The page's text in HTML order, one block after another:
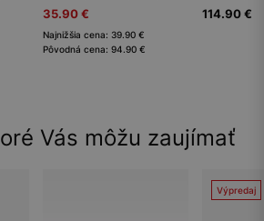
35.90 €
Najnižšia cena: 39.90 €
Pôvodná cena: 94.90 €
114.90 €
Vás môžu zaujímať
Výpredaj